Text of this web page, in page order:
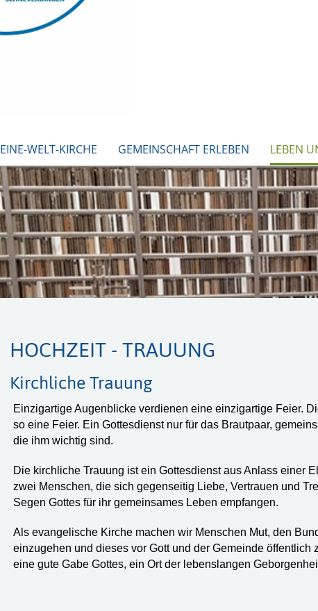
EINE-WELT-KIRCHE GEMEINSCHAFT ERLEBEN LEBEN
HOCHZEIT - TRAUUNG
Kirchliche Trauung
Einzigartige Augenblicke verdienen eine einzigartige Feier.
so eine Feier. Ein Gottesdienst nur für das Brautpaar,
die ihm wichtig sind.
Die kirchliche Trauung ist ein Gottesdienst aus Anlass einer
zwei Menschen, die sich gegenseitig Liebe, Vertrauen und
Segen Gottes für ihr gemeinsames Leben empfangen.
Als evangelische Kirche machen wir Menschen Mut, den
einzugehen und dieses vor Gott und der Gemeinde öffentlich
eine gute Gabe Gottes, ein Ort der lebenslangen